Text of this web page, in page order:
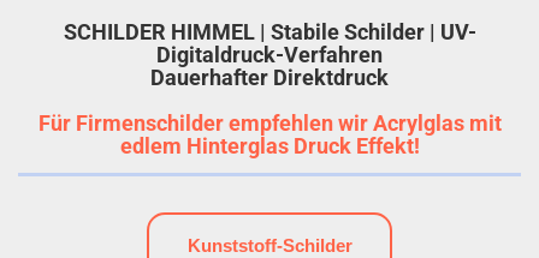
SCHILDER HIMMEL | Stabile Schilder | UV-
Digitaldruck-Verfahren
Dauerhafter Direktdruck
Für Firmenschilder empfehlen wir Acrylglas mit
edlem Hinterglas Druck Effekt!
Kunststoff-Schilder